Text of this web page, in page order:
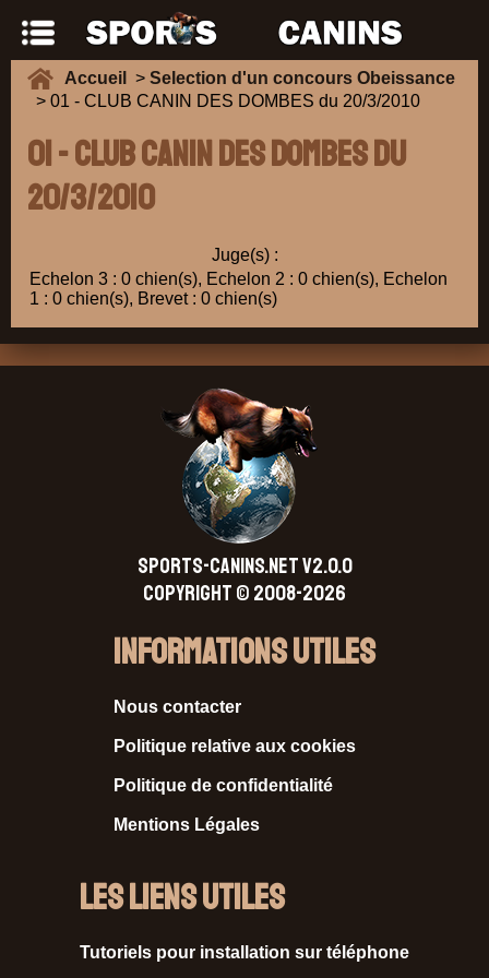
Accueil > Selection d'un concours Obeissance
> 01 - CLUB CANIN DES DOMBES du 20/3/2010
01 - CLUB CANIN DES DOMBES du
20/3/2010
Juge(s) :
Echelon 3 : 0 chien(s), Echelon 2 : 0 chien(s), Echelon
1 : 0 chien(s), Brevet : 0 chien(s)
SPORTS-CANINS.NET V2.0.0
Copyright © 2008-2026
Informations Utiles
Nous contacter
Politique relative aux cookies
Politique de confidentialité
Mentions Légales
Les liens utiles
Tutoriels pour installation sur téléphone